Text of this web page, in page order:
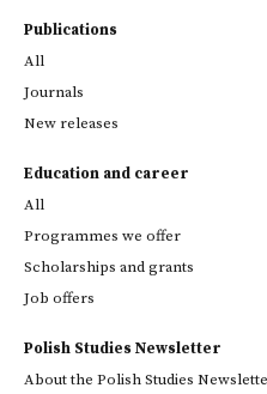
Publications
All
Journals
New releases
Education and career
All
Programmes we offer
Scholarships and grants
Job offers
Polish Studies Newsletter
About the Polish Studies